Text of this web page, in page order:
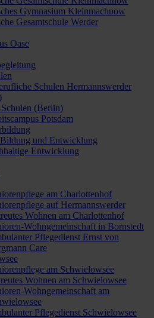
Gymnasium Kleinmachnow
Gesamtschule Werder
Oase
Schulen Hermannswerder
(Berlin)
Potsdam
und Entwicklung
Entwicklung
am Charlottenhof
auf Hermannswerder
Wohnen am Charlottenhof
Wohngemeinschaft in Bornstedt
Pflegedienst Ernst von
Care
am Schwielowsee
Wohnen am Schwielowsee
Wohngemeinschaft am
Pflegedienst Schwielowsee